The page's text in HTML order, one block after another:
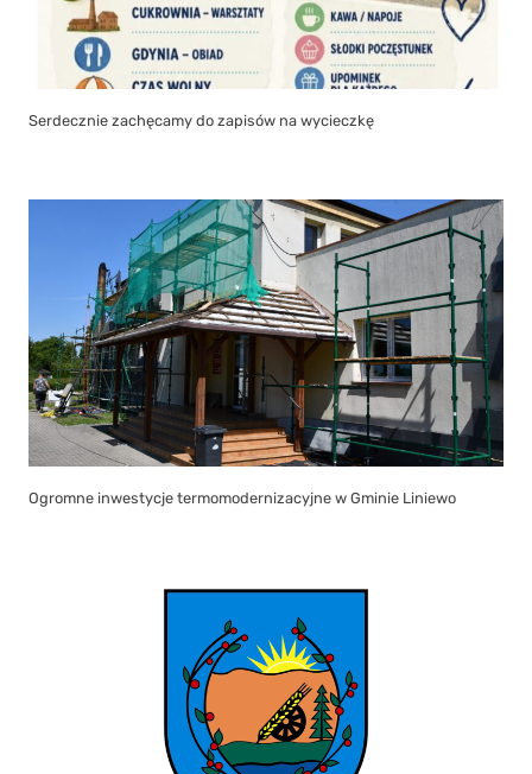
Serdecznie zachęcamy do zapisów na wycieczkę
Ogromne inwestycje termomodernizacyjne w Gminie Liniewo